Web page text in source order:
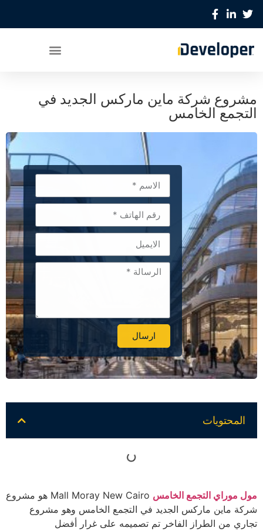
مشروع شركة ماين ماركس الجديد في
التجمع الخامس
ارسال
Alternative:
المحتويات
مول موراي التجمع الخامس
Mall Moray New Cairo هو مشروع
شركة ماين ماركس الجديد في التجمع الخامس وهو مشروع
تجاري من الطراز الفاخر تم تصميمه على غرار أفضل